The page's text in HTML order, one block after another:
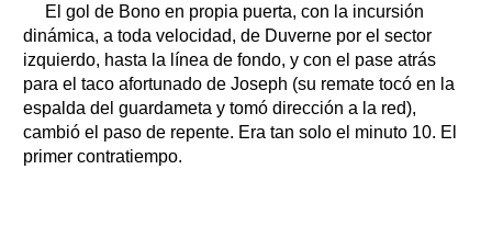
El gol de Bono en propia puerta, con la incursión
dinámica, a toda velocidad, de Duverne por el sector
izquierdo, hasta la línea de fondo, y con el pase atrás
para el taco afortunado de Joseph (su remate tocó en la
espalda del guardameta y tomó dirección a la red),
cambió el paso de repente. Era tan solo el minuto 10. El
primer contratiempo.